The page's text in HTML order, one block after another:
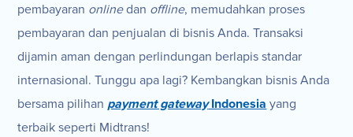
pembayaran onlinedan offline, memudahkan proses
pembayaran dan penjualan di bisnis Anda. Transaksi
dijamin aman dengan perlindungan berlapis standar
internasional. Tunggu apa lagi? Kembangkan bisnis Anda
bersama pilihan payment gatewayIndonesia yang
terbaik seperti Midtrans!